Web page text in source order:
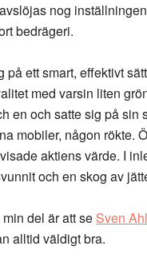
nog
bedrägeri.
ett smart, effektivt
med varsin liten
en och satte sig på sin
mobiler, någon rökte.
aktiens värde. I
och en skog av
del är att se Sven
alltid väldigt bra.